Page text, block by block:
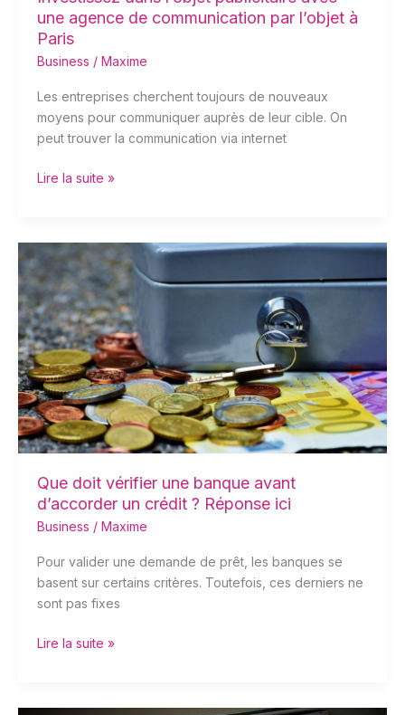
une agence de communication par l’objet à
Paris
Business / Maxime
Les entreprises cherchent toujours de nouveaux
moyens pour communiquer auprès de leur cible. On
peut trouver la communication via internet
Lire la suite »
Que doit vérifier une banque avant
d’accorder un crédit ? Réponse ici
Business / Maxime
Pour valider une demande de prêt, les banques se
basent sur certains critères. Toutefois, ces derniers ne
sont pas fixes
Que
doit
vérifier
une
banque
avant
d’accorder
un
crédit
?
ici
Lire la suite »